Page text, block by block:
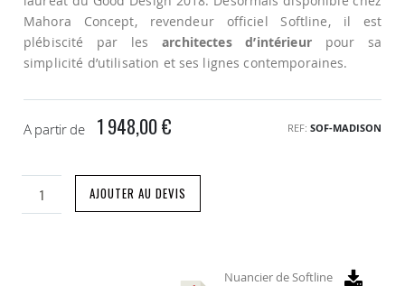
Mahora Concept, revendeur officiel Softline, il est
plébiscité par lesarchitectes d’intérieurpour sa
simplicité d’utilisation et ses lignes contemporaines.
A partir de 1 948,00 € REF SOF-MADISON
AJOUTER AU DEVIS
Nuancier de Softline